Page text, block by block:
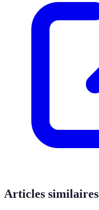
Articles similaires